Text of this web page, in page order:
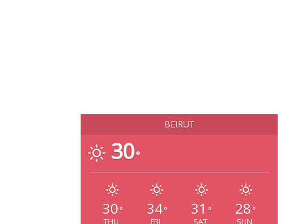
BEIRUT
30°
30 °
THU
34°
FRI
31 °
SAT
28 °
SUN